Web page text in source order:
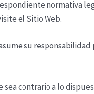
normativa
el Sitio Web.
su responsabilidad
sea contrario a lo